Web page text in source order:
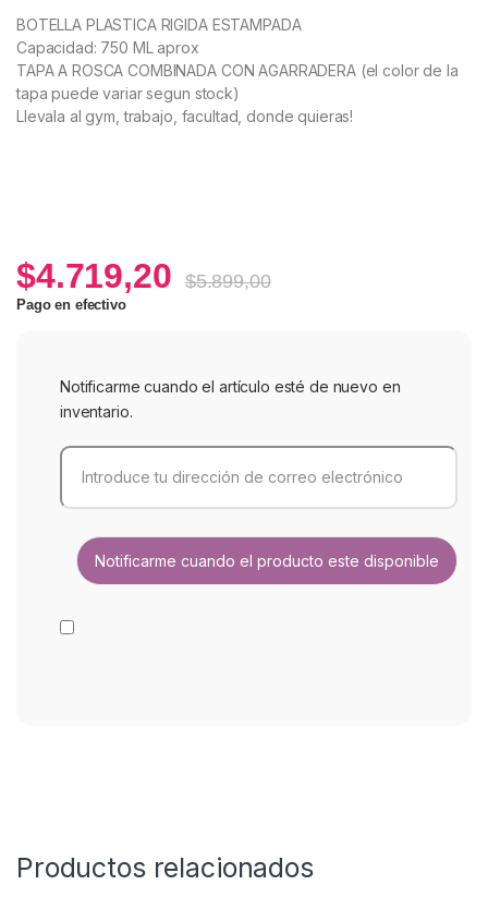
BOTELLA PLASTICA RIGIDA ESTAMPADA
Capacidad: 750 ML aprox
TAPA A ROSCA COMBINADA CON AGARRADERA (el color de la
tapa puede variar segun stock)
Llevala al gym, trabajo, facultad, donde quieras!
$4.719,20 $5.899,00
Pago en efectivo
Notificarme cuando el artículo esté de nuevo en
inventario.
Productos relacionados